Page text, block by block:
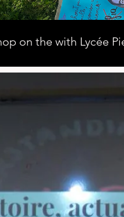
on the with Lycée
commemorative posters
and Cassini de
including Lea Garofalo,